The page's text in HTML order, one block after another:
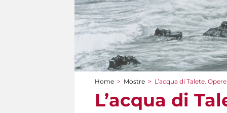
Tu sei qui
Home > Mostre > L’acqua di Talete.
L’acqua di